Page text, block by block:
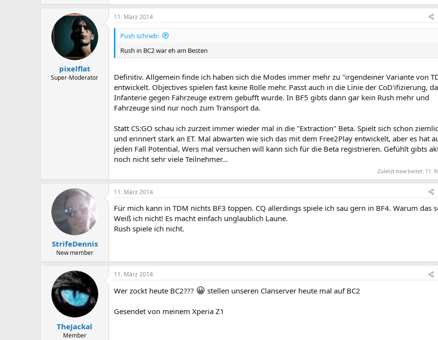
pixelflat
Super-Moderator
11. März 2014
Push schrieb:
Rush in BC2 war eh am Besten
Definitiv. Allgemein finde ich haben sich die Modes immer mehr zu "irgendeiner Variante von
entwickelt. Objectives spielen fast keine Rolle mehr. Passt auch in die Linie der CoD'ifizierung,
Infanterie gegen Fahrzeuge extrem gebufft wurde. In BF5 gibts dann gar kein Rush mehr und
Fahrzeuge sind nur noch zum Transport da.
Statt CS:GO schau ich zurzeit immer wieder mal in die "Extraction" Beta. Spielt sich schon
und erinnert stark an ET. Mal abwarten wie sich das mit dem Free2Play entwickelt, aber es hat
jeden Fall Potential. Wers mal versuchen will kann sich für die Beta registrieren. Gefühlt gibts
noch nicht sehr viele Teilnehmer...
Zuletzt bearbeitet: 11.
StrifeDennis
New member
11. März 2014
Für mich kann in TDM nichts BF3 toppen. CQ allerdings spiele ich sau gern in BF4. Warum das
Weiß ich nicht! Es macht einfach unglaublich Laune.
Rush spiele ich nicht.
TheJackal
Member
11. März 2014
Wer zockt heute BC2??? 😀 stellen unseren Clanserver heute mal auf BC2
Gesendet von meinem Xperia Z1